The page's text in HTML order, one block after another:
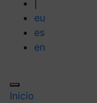
eu
es
en
Inicio